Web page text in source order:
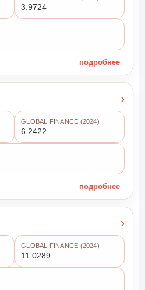
3.9724
подробнее
›
GLOBAL FINANCE (2024)
6.2422
подробнее
›
GLOBAL FINANCE (2024)
11.0289